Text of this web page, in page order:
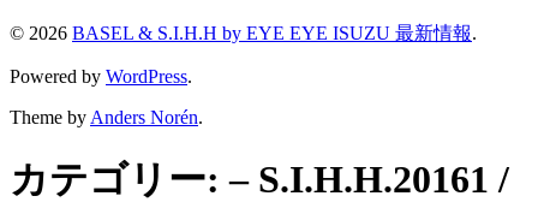
© 2026 BASEL & S.I.H.H by EYE EYE ISUZU 最新情報.
Powered by WordPress.
Theme by Anders Norén.
カテゴリー:– S.I.H.H.20161 /